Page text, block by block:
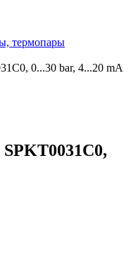
термопары
0...30 bar, 4...20 mA